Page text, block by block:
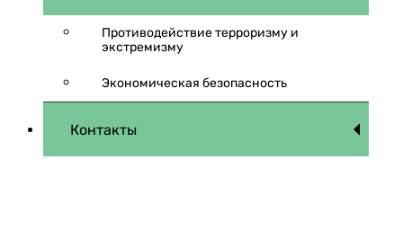
Противодействие терроризму и
экстремизму
Экономическая безопасность
Контакты